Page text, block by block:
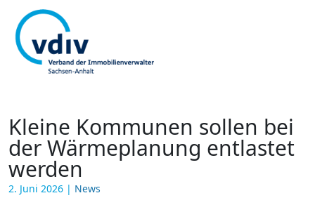
Kleine Kommunen sollen bei
der Wärmeplanung entlastet
werden
2. Juni 2026 | News